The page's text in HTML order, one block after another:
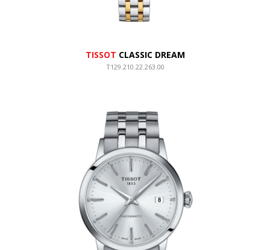
TISSOT CLASSIC DREAM
T129.210.22.263.00